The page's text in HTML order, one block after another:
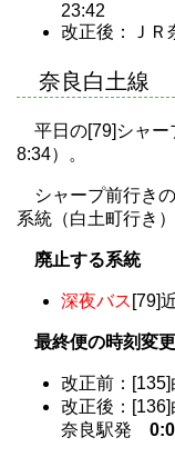
23:42
改正後：Ｊ
奈良白土線
平日の[79]シャ
8:34）。
シャープ前行き
系統（白土町行き
廃止する系統
深夜バス [79]
最終便の時刻変更
改正前：
改正後：
奈良駅発